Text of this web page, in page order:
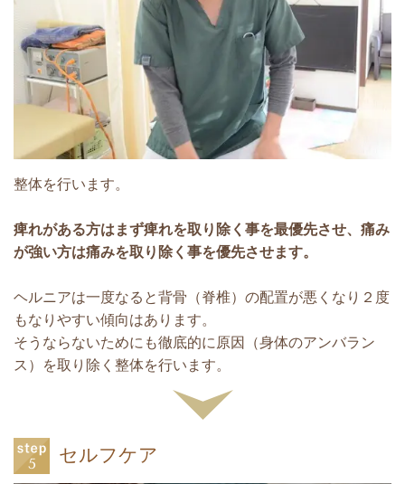
整体を行います。
痺れがある方はまず痺れを取り除く事を最優先させ、痛み
が強い方は痛みを取り除く事を優先させます。
ヘルニアは一度なると背骨（脊椎）の配置が悪くなり２度
もなりやすい傾向はあります。
そうならないためにも徹底的に原因（身体のアンバラン
ス）を取り除く整体を行います。
セルフケア